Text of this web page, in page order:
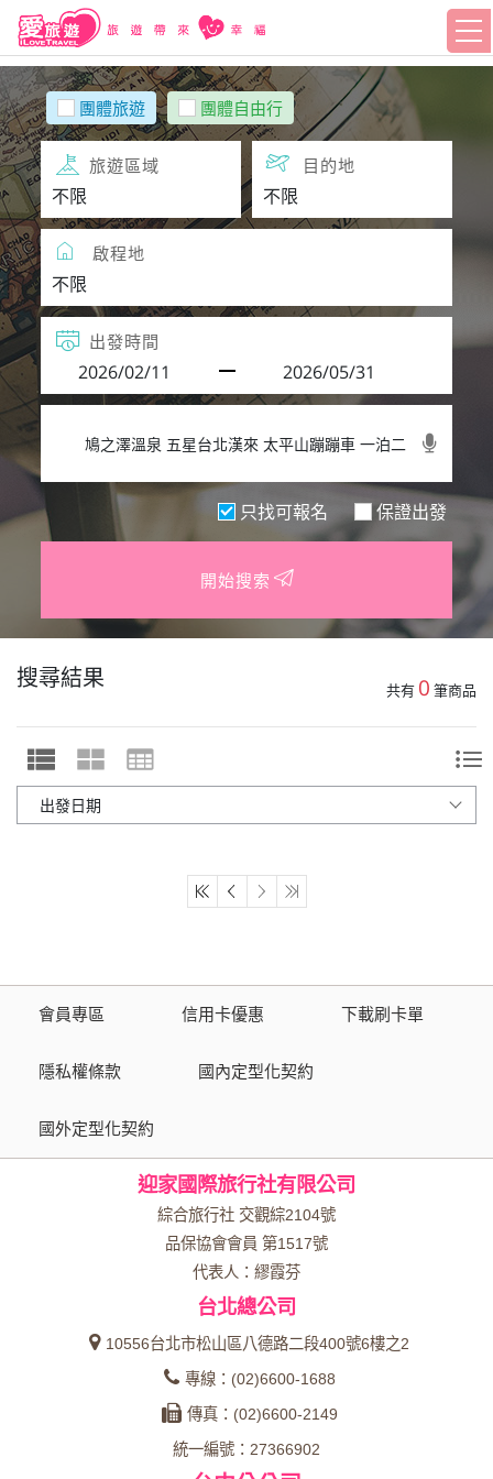
團體旅遊 團體自由行
旅遊區域 目的地
啟程地
出發時間
只找可報名 保證出發
開始搜索
搜尋結果 共有 0 筆商品
會員專區 信用卡優惠 下載刷卡單
隱私權條款 國內定型化契約
國外定型化契約
迎家國際旅行社有限公司
綜合旅行社 交觀綜2104號
品保協會會員 第1517號
代表人：繆霞芬
台北總公司
10556台北市松山區八德路二段400號6樓之2
專線：(02)6600-1688
傳真：(02)6600-2149
統一編號：27366902